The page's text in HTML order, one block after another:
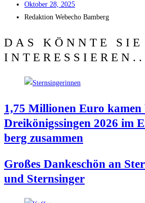
Okto­ber 28, 2025
Redak­ti­on Web­echo Bamberg
DAS KÖNNTE SIE
1,75 Mil­lio­nen Euro
Drei­kö­nigs­sin­gen 2026 im
berg zusammen
Gro­ßes Dan­ke­schön an
und Sternsinger